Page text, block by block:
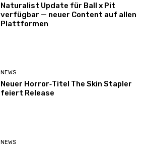
Naturalist Update für Ball x Pit
verfügbar — neuer Content auf allen
Plattformen
NEWS
Neuer Horror‑Titel The Skin Stapler
feiert Release
NEWS